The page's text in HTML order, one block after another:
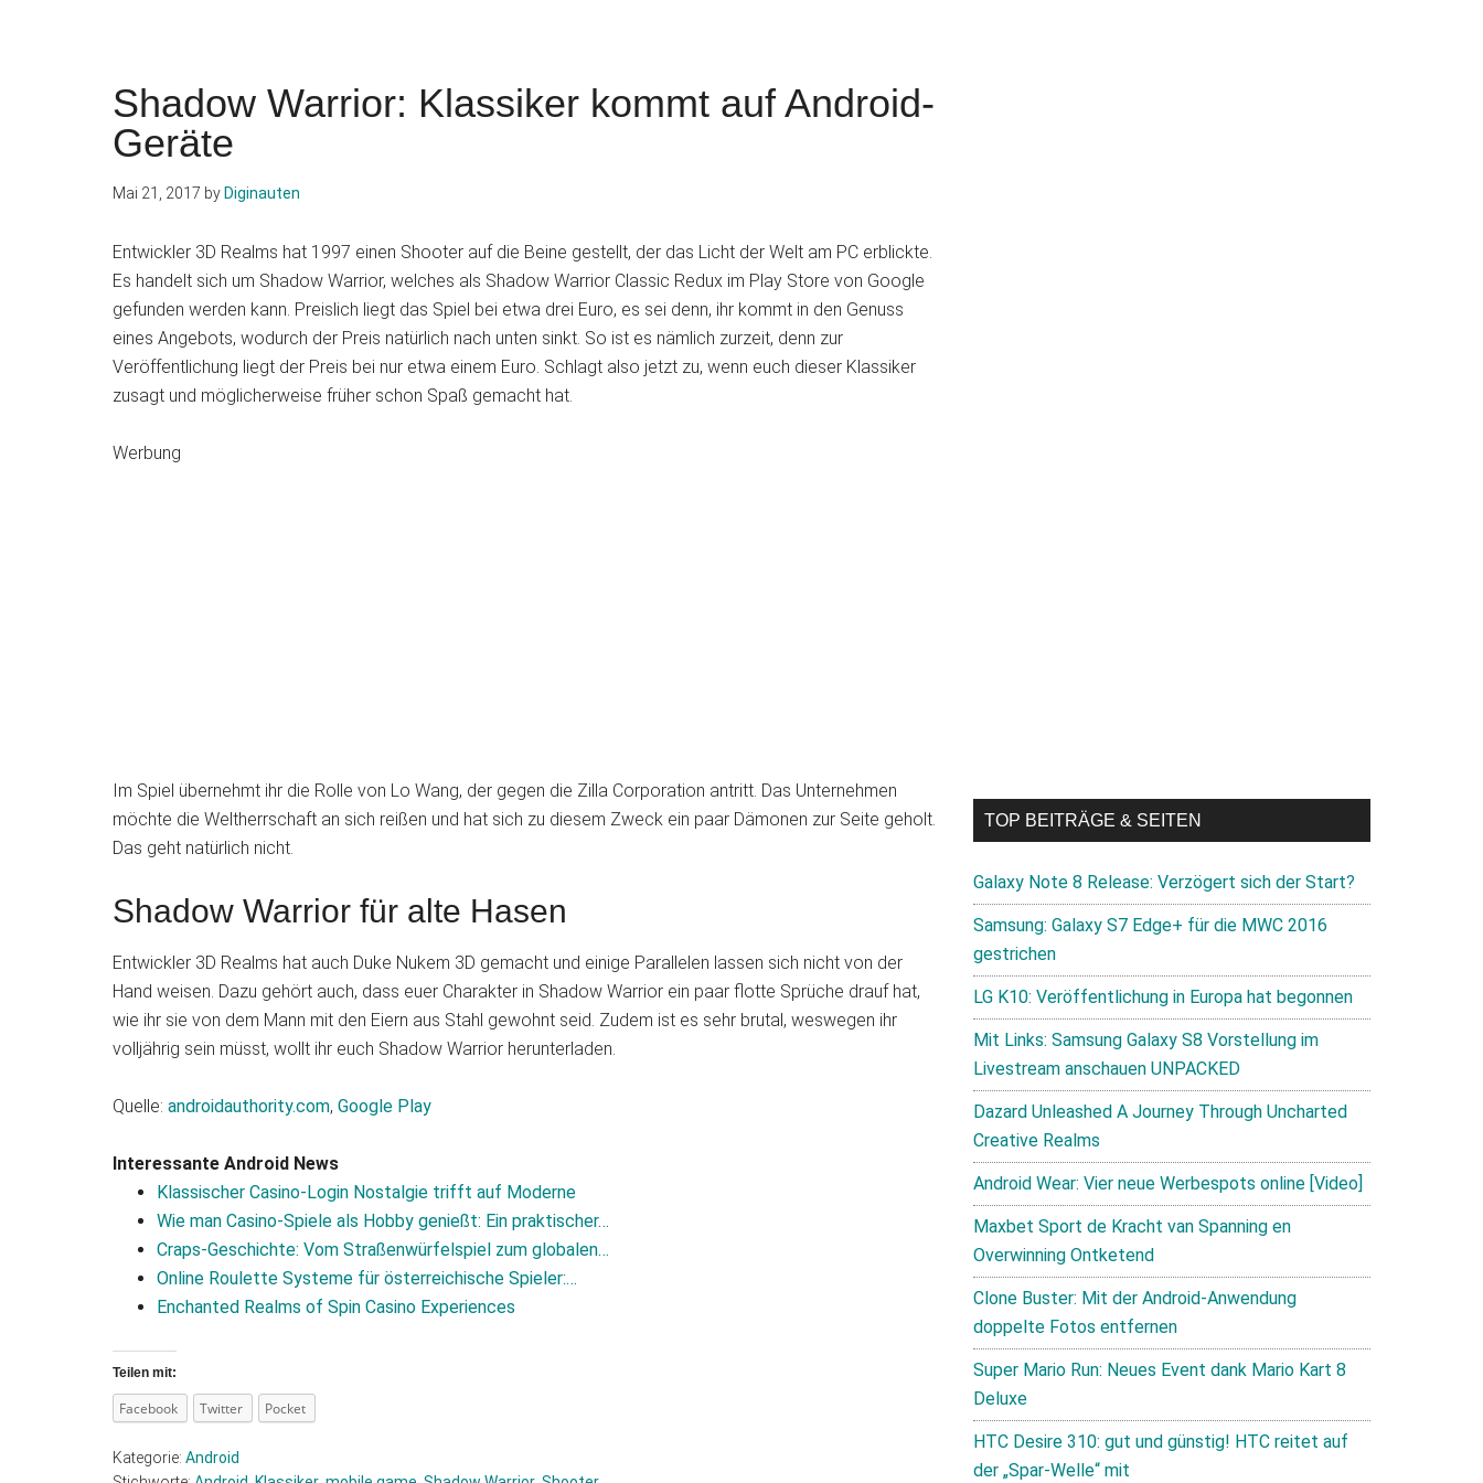
Shadow Warrior: Klassiker kommt auf Android-
Geräte
Mai 21, 2017 by Diginauten
Entwickler 3D Realms hat 1997 einen Shooter auf die Beine gestellt, der das Licht der Welt am PC erblickte.
Es handelt sich um Shadow Warrior, welches als Shadow Warrior Classic Redux im Play Store von Google
gefunden werden kann. Preislich liegt das Spiel bei etwa drei Euro, es sei denn, ihr kommt in den Genuss
eines Angebots, wodurch der Preis natürlich nach unten sinkt. So ist es nämlich zurzeit, denn zur
Veröffentlichung liegt der Preis bei nur etwa einem Euro. Schlagt also jetzt zu, wenn euch dieser Klassiker
zusagt und möglicherweise früher schon Spaß gemacht hat.
Werbung
Im Spiel übernehmt ihr die Rolle von Lo Wang, der gegen die Zilla Corporation antritt. Das Unternehmen
möchte die Weltherrschaft an sich reißen und hat sich zu diesem Zweck ein paar Dämonen zur Seite geholt.
Das geht natürlich nicht.
Shadow Warrior für alte Hasen
Entwickler 3D Realms hat auch Duke Nukem 3D gemacht und einige Parallelen lassen sich nicht von der
Hand weisen. Dazu gehört auch, dass euer Charakter in Shadow Warrior ein paar flotte Sprüche drauf hat,
wie ihr sie von dem Mann mit den Eiern aus Stahl gewohnt seid. Zudem ist es sehr brutal, weswegen ihr
volljährig sein müsst, wollt ihr euch Shadow Warrior herunterladen.
Quelle: androidauthority.com, Google Play
Interessante Android News
Klassischer Casino-Login Nostalgie trifft auf Moderne
Wie man Casino-Spiele als Hobby genießt: Ein praktischer…
Craps-Geschichte: Vom Straßenwürfelspiel zum globalen…
Online Roulette Systeme für österreichische Spieler:…
Enchanted Realms of Spin Casino Experiences
Teilen mit:
Facebook Twitter Pocket
Kategorie: Android
TOP BEITRÄGE & SEITEN
Galaxy Note 8 Release: Verzögert sich der Start?
Samsung: Galaxy S7 Edge+ für die MWC 2016
gestrichen
LG K10: Veröffentlichung in Europa hat begonnen
Mit Links: Samsung Galaxy S8 Vorstellung im
Livestream anschauen UNPACKED
Dazard Unleashed A Journey Through Uncharted
Creative Realms
Android Wear: Vier neue Werbespots online [Video]
Maxbet Sport de Kracht van Spanning en
Overwinning Ontketend
Clone Buster: Mit der Android-Anwendung
doppelte Fotos entfernen
Super Mario Run: Neues Event dank Mario Kart 8
Deluxe
HTC Desire 310: gut und günstig! HTC reitet auf
der „Spar-Welle“ mit